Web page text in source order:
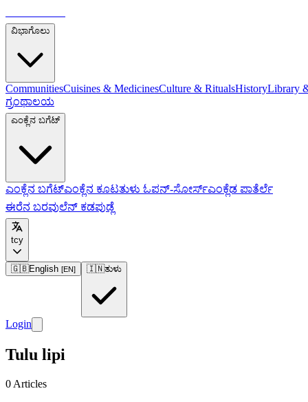
ವಿಭಾಗೊಲು
CommunitiesCuisines & MedicinesCulture & RitualsHistoryLibrary
ಗ್ರಂಥಾಲಯ
ಎಂಕ್ಲೆನ ಬಗೆಟ್
ಎಂಕ್ಲೆನ ಬಗೆಟ್ಎಂಕ್ಲೆನ ಕೂಟತುಳು ಓಪನ್-ಸೋರ್ಸ್ಎಂಕ್ಲೆಡ ಪಾತೆರ್ಲೆ
ಈರೆನ ಬರವುಲೆನ್ ಕಡಪುಡ್ಲೆ
tcy
🇬🇧English [EN] 🇮🇳ತುಳು
Login
Tulu lipi
0 Articles